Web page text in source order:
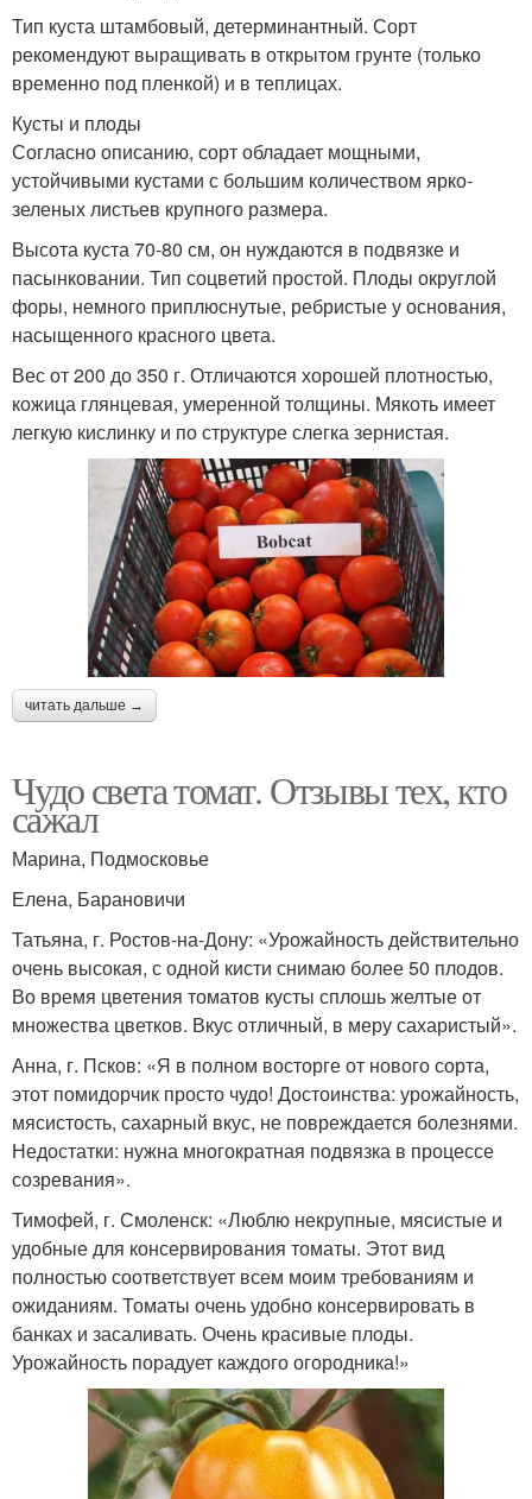
Тип куста штамбовый, детерминантный. Сорт
рекомендуют выращивать в открытом грунте (только
временно под пленкой) и в теплицах.
Кусты и плоды
Согласно описанию, сорт обладает мощными,
устойчивыми кустами с большим количеством ярко-
зеленых листьев крупного размера.
Высота куста 70-80 см, он нуждаются в подвязке и
пасынковании. Тип соцветий простой. Плоды округлой
форы, немного приплюснутые, ребристые у основания,
насыщенного красного цвета.
Вес от 200 до 350 г. Отличаются хорошей плотностью,
кожица глянцевая, умеренной толщины. Мякоть имеет
легкую кислинку и по структуре слегка зернистая.
читать дальше →
Чудо света томат. Отзывы тех, кто
сажал
Марина, Подмосковье
Елена, Барановичи
Татьяна, г. Ростов-на-Дону: «Урожайность действительно
очень высокая, с одной кисти снимаю более 50 плодов.
Во время цветения томатов кусты сплошь желтые от
множества цветков. Вкус отличный, в меру сахаристый».
Анна, г. Псков: «Я в полном восторге от нового сорта,
этот помидорчик просто чудо! Достоинства: урожайность,
мясистость, сахарный вкус, не повреждается болезнями.
Недостатки: нужна многократная подвязка в процессе
созревания».
Тимофей, г. Смоленск: «Люблю некрупные, мясистые и
удобные для консервирования томаты. Этот вид
полностью соответствует всем моим требованиям и
ожиданиям. Томаты очень удобно консервировать в
банках и засаливать. Очень красивые плоды.
Урожайность порадует каждого огородника!»